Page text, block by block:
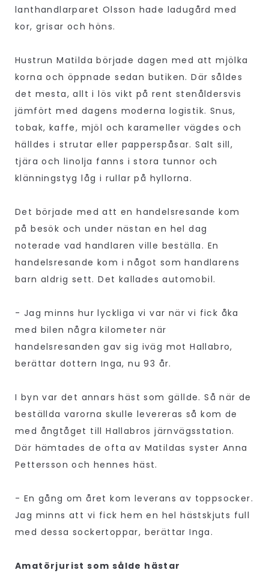
lanthandlarparet Olsson hade ladugård med
kor, grisar och höns.
Hustrun Matilda började dagen med att mjölka
korna och öppnade sedan butiken. Där såldes
det mesta, allt i lös vikt på rent stenåldersvis
jämfört med dagens moderna logistik. Snus,
tobak, kaffe, mjöl och karameller vägdes och
hälldes i strutar eller papperspåsar. Salt sill,
tjära och linolja fanns i stora tunnor och
klänningstyg låg i rullar på hyllorna.
Det började med att en handelsresande kom
på besök och under nästan en hel dag
noterade vad handlaren ville beställa. En
handelsresande kom i något som handlarens
barn aldrig sett. Det kallades automobil.
- Jag minns hur lyckliga vi var när vi fick åka
med bilen några kilometer när
handelsresanden gav sig iväg mot Hallabro,
berättar dottern Inga, nu 93 år.
I byn var det annars häst som gällde. Så när de
beställda varorna skulle levereras så kom de
med ångtåget till Hallabros järnvägsstation.
Där hämtades de ofta av Matildas syster Anna
Pettersson och hennes häst.
- En gång om året kom leverans av toppsocker.
Jag minns att vi fick hem en hel hästskjuts full
med dessa sockertoppar, berättar Inga.
Amatörjurist som sålde hästar